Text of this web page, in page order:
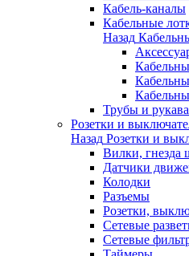
Кабель-каналы
Кабельные
Назад
Трубы и
Розетки и
Назад Розетки и
Вилки, гнезда
Датчики
Колодки
Разъемы
Розетки,
Сетевые
Сетевые